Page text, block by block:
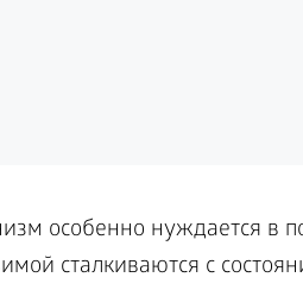
особенно нуждается в
сталкиваются с